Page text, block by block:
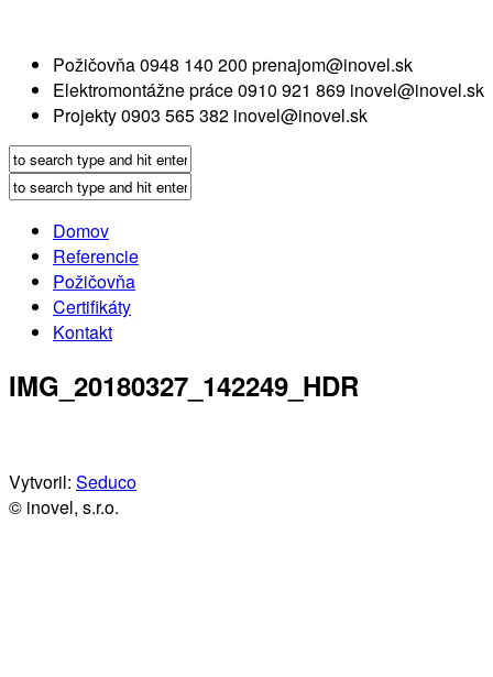
Požičovňa0948 140 200 prenajom@inovel.sk
Elektromontážne práce0910 921 869 inovel@inovel.sk
Projekty0903 565 382 inovel@inovel.sk
Domov
Referencie
Požičovňa
Certifikáty
Kontakt
IMG_20180327_142249_HDR
Vytvoril: Seduco
© inovel, s.r.o.